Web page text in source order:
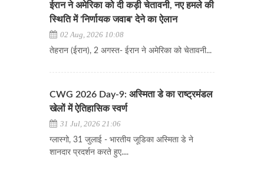
ईरान ने अमेरिका को दी कड़ी चेतावनी, नए हमले की
स्थिति में 'निर्णायक जवाब' देने का ऐलान
02 Aug, 2026 10:08
​​​​​​​तेहरान (ईरान), 2 अगस्त- ईरान ने अमेरिका को चेतावनी...
CWG 2026 Day-9: अस्मिता डे का राष्ट्रमंडल
खेलों में ऐतिहासिक स्वर्ण
31 Jul, 2026 21:06
ग्लास्गो, 31 जुलाई - भारतीय जूडिका अस्मिता डे ने
शानदार प्रदर्शन करते हुए....